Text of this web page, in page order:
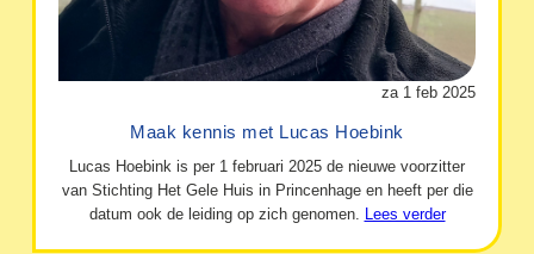
za 1 feb 2025
Maak kennis met Lucas Hoebink
Lucas Hoebink is per 1 februari 2025 de nieuwe voorzitter
van Stichting Het Gele Huis in Princenhage en heeft per die
datum ook de leiding op zich genomen. Lees verder